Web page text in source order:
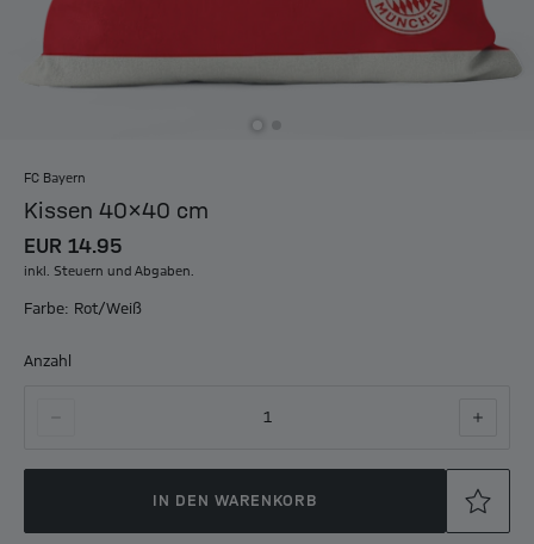
FC Bayern
Kissen 40x40 cm
EUR 14.95
inkl. Steuern und Abgaben.
Farbe: Rot/Weiß
Anzahl
1
IN DEN WARENKORB